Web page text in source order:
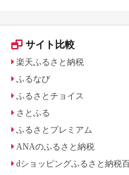
サイト比較
楽天ふるさと納税
ふるなび
ふるさとチョイス
さとふる
ふるさとプレミアム
ANAのふるさと納税
dショッピングふるさと納税